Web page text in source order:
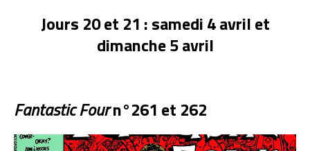
Jours 20 et 21 : samedi 4 avril et
dimanche 5 avril
Fantastic Fourn°261 et 262